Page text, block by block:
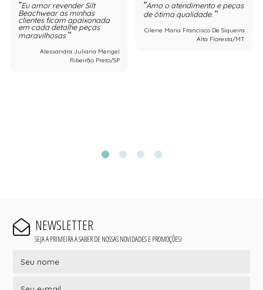
Eu amor revender Silt
Beachwear as minhas
clientes ficam apaixonada
em cada detalhe peças
maravilhosas
Alessandra Juliana Mengel
Ribeirão Preto/SP
Amo o atendimento e peças
de ótima qualidade.
Cilene Maria Francisco De Siqueira
Alta Floresta/MT
NEWSLETTER
SEJA A PRIMEIRA A SABER DE NOSSAS NOVIDADES E PROMOÇÕES!